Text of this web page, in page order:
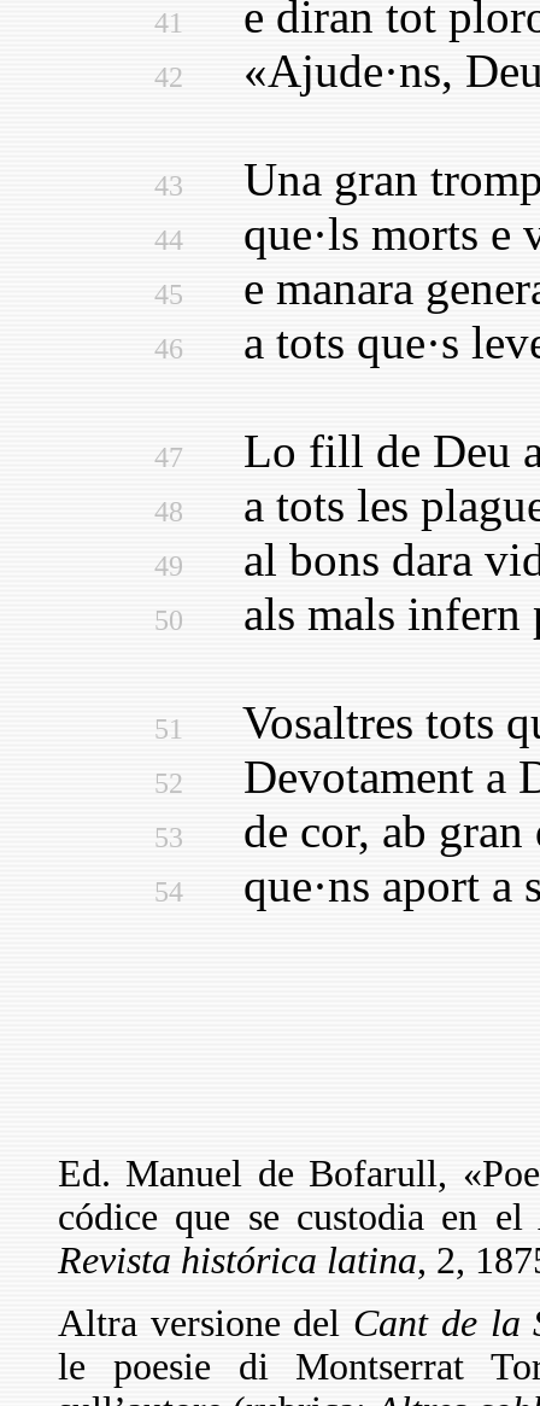
41 e diran tot
42 «Ajude·ns,
43 Una gran
44 que·ls morts e
45 e manara
46 a tots que·s
47 Lo fill de Deu
48 a tots les
49 al bons dara
50 als mals infern
51 Vosaltres tots
52 Devotament a
53 de cor, ab gran
54 que·ns aport a
Ed. Manuel de Bofarull,
códice que se custodia en
Revista histórica latina, 2,
Altra versione del Cant de la
le poesie di Montserrat